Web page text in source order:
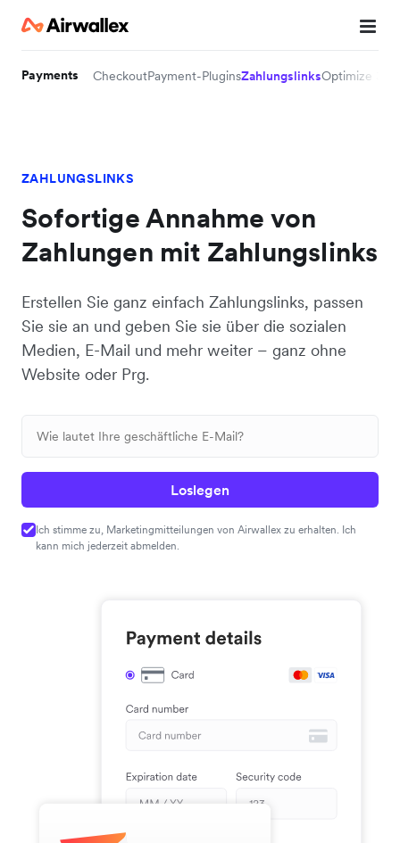
Payments CheckoutPayment-PluginsZahlungslinksOptimize 360
ZAHLUNGSLINKS
Sofortige Annahme von
Zahlungen mit Zahlungslinks
Erstellen Sie ganz einfach Zahlungslinks, passen
Sie sie an und geben Sie sie über die sozialen
Medien, E-Mail und mehr weiter – ganz ohne
Website oder Prg.
Loslegen
Ich stimme zu, Marketingmitteilungen von Airwallex zu erhalten. Ich
kann mich jederzeit abmelden.